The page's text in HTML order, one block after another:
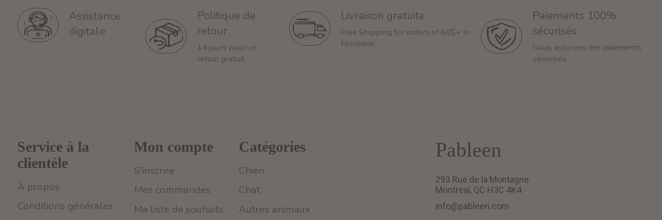
Assistance
digitale
Politique de
retour
14 jours pour un
retour gratuit
Livraison gratuite
Free Shipping for orders of 60$+ in
Montreal
Paiements 100%
sécurisés
Nous assurons des paiements
sécurisés
Service à la
clientèle
À propos
Conditions générales
Mon compte
S'inscrire
Mes commandes
Ma liste de souhaits
Catégories
Chien
Chat
Autres animaux
Pableen
293 Rue de la Montagne
Montreal, QC H3C 4K4
info@pableen.com